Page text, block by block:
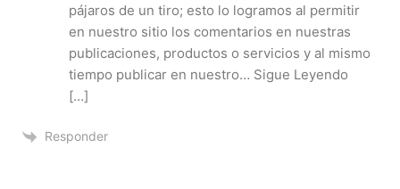
pájaros de un tiro; esto lo logramos al permitir
en nuestro sitio los comentarios en nuestras
publicaciones, productos o servicios y al mismo
tiempo publicar en nuestro… Sigue Leyendo
[…]
Responder